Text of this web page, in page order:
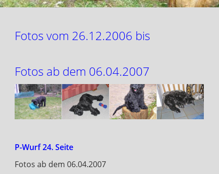
Fotos vom 26.12.2006 bis
Fotos ab dem 06.04.2007
P-Wurf 24. Seite
Fotos ab dem 06.04.2007